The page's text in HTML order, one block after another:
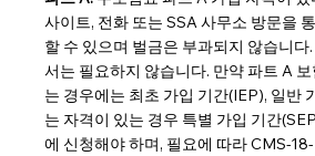
사이트, 전화 또는 SSA 사무소 방문을
할 수 있으며 벌금은 부과되지 않습니
서는 필요하지 않습니다. 만약 파트 A
는 경우에는 최초 가입 기간(IEP), 일반
는 자격이 있는 경우 특별 가입 기간
에 신청해야 하며, 필요에 따라 CMS-